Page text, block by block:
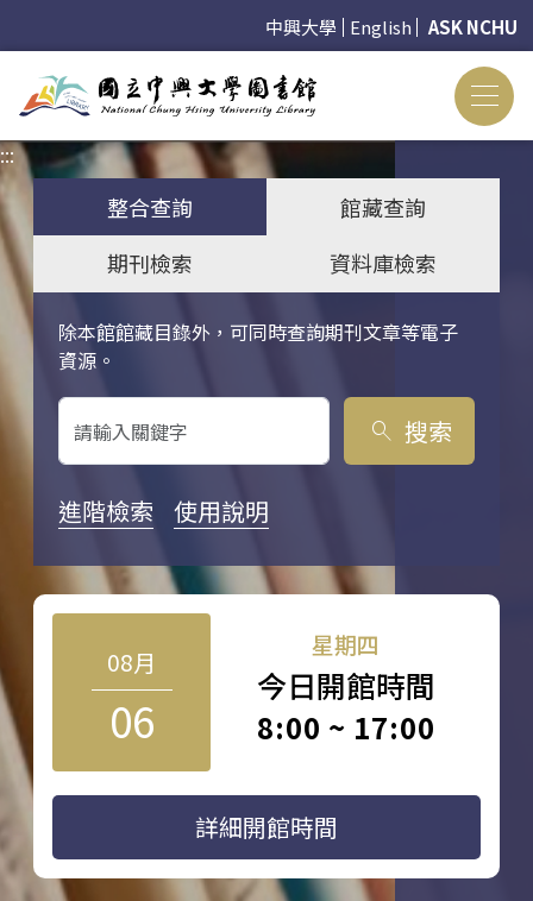
中興大學 English ASK NCHU
:::
整合查詢
館藏查詢
期刊檢索
資料庫檢索
除本館館藏目錄外，可同時查詢期刊文章等電子
資源。
關鍵字搜尋
search 搜索
進階檢索 使用說明
08月
06
星期四
今日開館時間
8:00 ~ 17:00
詳細開館時間